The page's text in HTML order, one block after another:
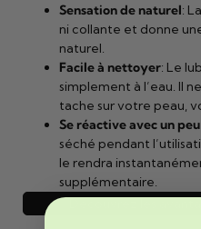
Sensation de naturel:
ni collante et donne
naturel.
Facile à nettoyer: Le
simplement à l’eau. Il
tache sur votre peau,
Se réactive avec un
séché pendant
le rendra
supplémentaire.